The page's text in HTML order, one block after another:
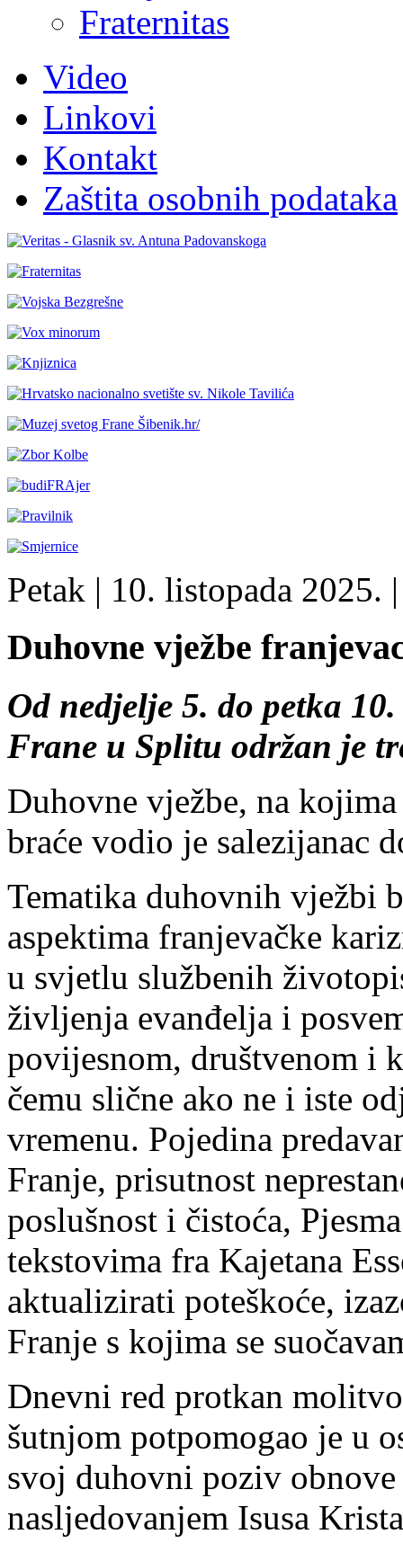
Fraternitas
Video
Linkovi
Kontakt
Zaštita osobnih podataka
Petak | 10. listopada 2025. |
Duhovne vježbe
Od nedjelje 5. do petka
Frane u Splitu održan je
Duhovne vježbe, na
braće vodio je salezijanac
Tematika duhovnih vježbi
aspektima franjevačke
u svjetlu službenih
življenja evanđelja i
povijesnom, društvenom i
čemu slične ako ne i iste
vremenu. Pojedina
Franje, prisutnost
poslušnost i čistoća,
tekstovima fra Kajetana
aktualizirati poteškoće,
Franje s kojima se
Dnevni red protkan
šutnjom potpomogao je u
svoj duhovni poziv
nasljedovanjem Isusa